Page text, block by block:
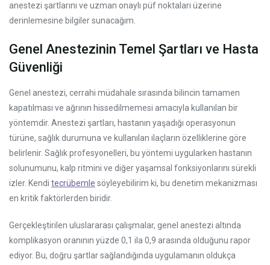
anestezi şartlarını ve uzman onaylı püf noktaları üzerine
derinlemesine bilgiler sunacağım.
Genel Anestezinin Temel Şartları ve Hasta
Güvenliği
Genel anestezi, cerrahi müdahale sırasında bilincin tamamen
kapatılması ve ağrının hissedilmemesi amacıyla kullanılan bir
yöntemdir. Anestezi şartları, hastanın yaşadığı operasyonun
türüne, sağlık durumuna ve kullanılan ilaçların özelliklerine göre
belirlenir. Sağlık profesyonelleri, bu yöntemi uygularken hastanın
solunumunu, kalp ritmini ve diğer yaşamsal fonksiyonlarını sürekli
izler. Kendi tecrübemle söyleyebilirim ki, bu denetim mekanizması
en kritik faktörlerden biridir.
Gerçekleştirilen uluslararası çalışmalar, genel anestezi altında
komplikasyon oranının yüzde 0,1 ila 0,9 arasında olduğunu rapor
ediyor. Bu, doğru şartlar sağlandığında uygulamanın oldukça